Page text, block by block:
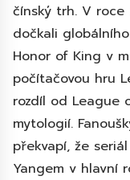
čínský trh. V
dočkali
Honor of King v
počítačovou hru
rozdíl od League
mytologií.
překvapí, že
Yangem v hlavní